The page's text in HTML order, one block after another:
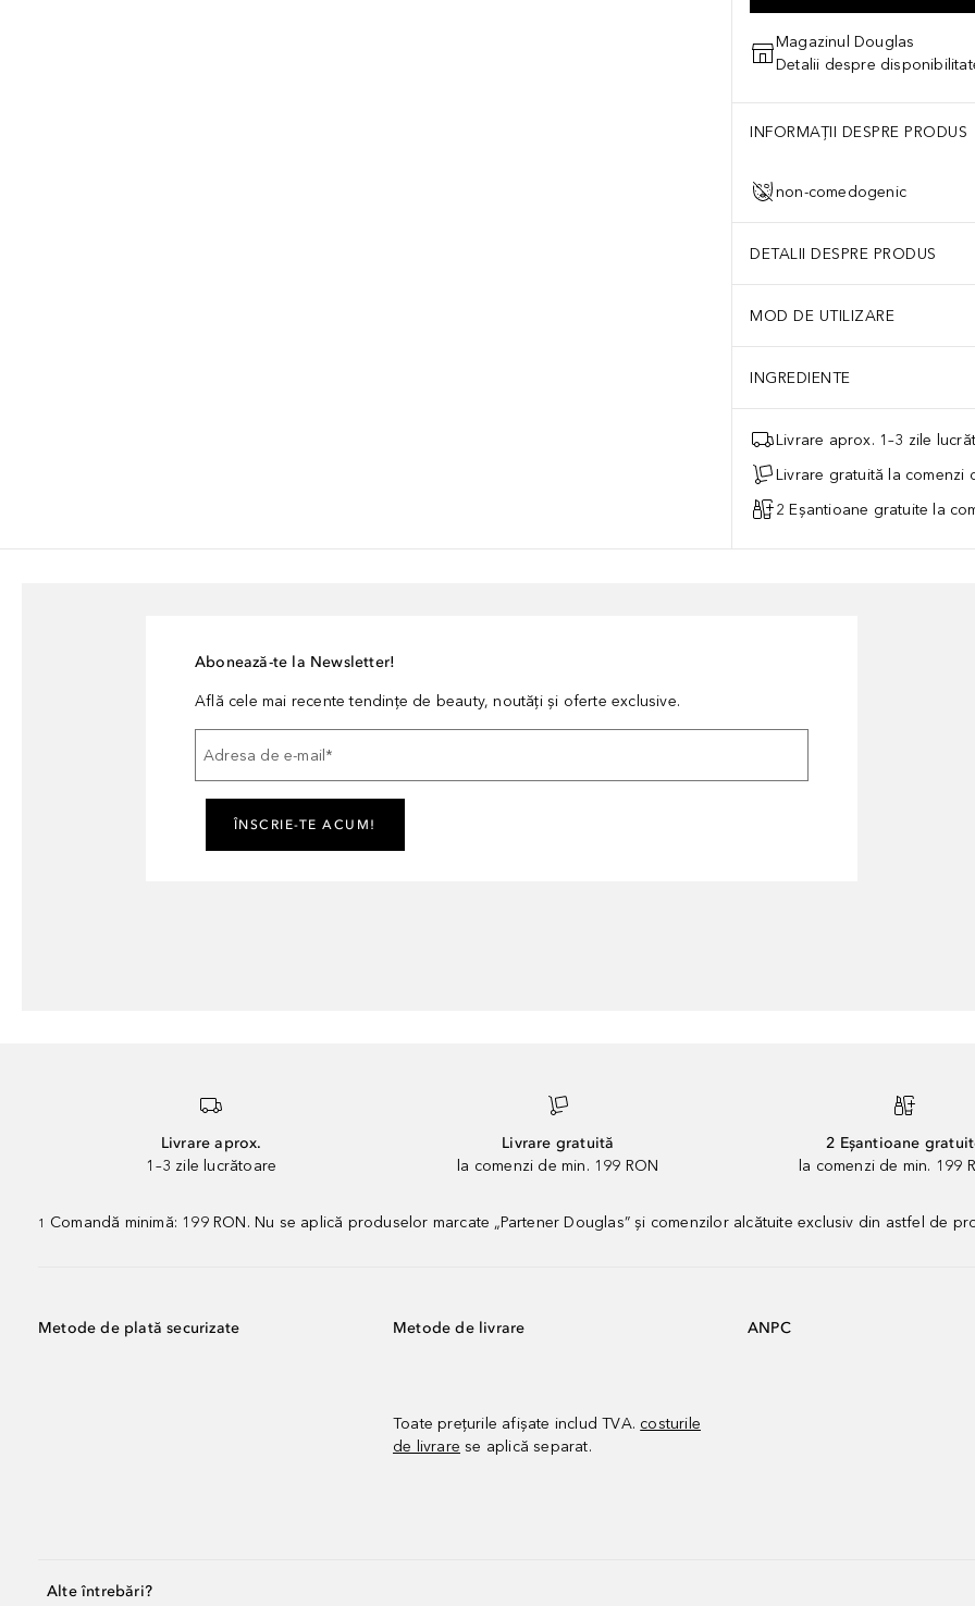
Magazinul Douglas
Detalii despre
INFORMAȚII DESPRE PRODUS
non-comedogenic
DETALII DESPRE PRODUS
MOD DE UTILIZARE
INGREDIENTE
Livrare aprox. 1–3 zile
Livrare gratuită la comenzi
2 Eșantioane gratuite la
Abonează-te la Newsletter!
Află cele mai recente tendințe de beauty, noutăți și oferte exclusive.
Adresa de e-mail *
ÎNSCRIE-TE ACUM!
Livrare aprox.
1–3 zile lucrătoare
Livrare gratuită
la comenzi de min. 199 RON
2 Eșantioane
la comenzi de min. 199
1 Comandă minimă: 199 RON. Nu se aplică produselor marcate „Partener Douglas” și comenzilor alcătuite exclusiv din astfel de
Metode de plată securizate Metode de livrare
Toate prețurile afișate includ TVA. costurile
de livrare se aplică separat.
ANPC
Alte întrebări?